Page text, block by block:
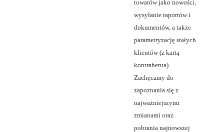
towarów jako nowości,
wysyłanie raportów i
dokumentów, a także
parametryzację stałych
klientów (z kartą
kontrahenta).
Zachęcamy do
zapoznania się z
najważniejszymi
zmianami oraz
pobrania najnowszej